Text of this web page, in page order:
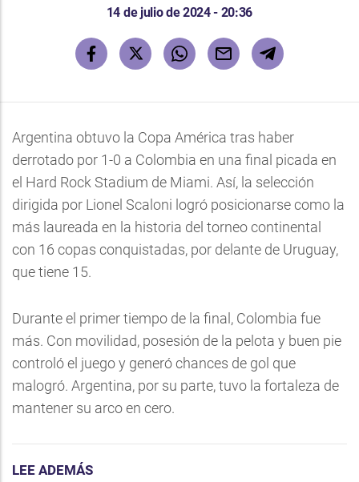
14 de julio de 2024 - 20:36
Argentina obtuvo la Copa América tras haber
derrotado por 1-0 a Colombia en una final picada en
el Hard Rock Stadium de Miami. Así, la selección
dirigida por Lionel Scaloni logró posicionarse como la
más laureada en la historia del torneo continental
con 16 copas conquistadas, por delante de Uruguay,
que tiene 15.
Durante el primer tiempo de la final, Colombia fue
más. Con movilidad, posesión de la pelota y buen pie
controló el juego y generó chances de gol que
malogró. Argentina, por su parte, tuvo la fortaleza de
mantener su arco en cero.
LEE ADEMÁS